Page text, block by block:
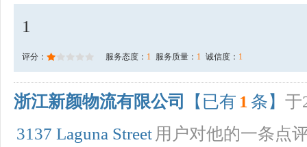
1
评分： 服务态度： 1 服务质量： 1 诚信度： 1
浙江新颜物流有限公司 【已有 1 条】 于
3137 Laguna Street 用户对他的一条点